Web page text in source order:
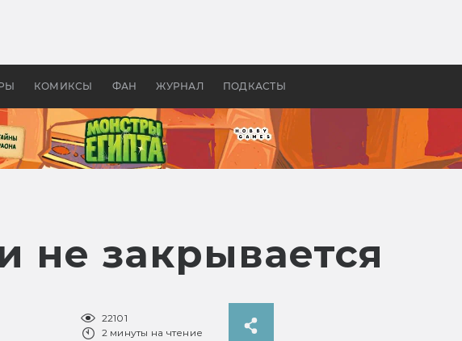
КОМИКСЫ ФАН ЖУРНАЛ ПОДКАСТЫ
России —
бы «Властелина колец»
фанатов и
не закрывается
22101
2 минуты на чтение